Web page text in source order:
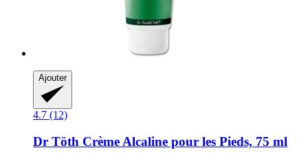
Ajouter
4.7 (12)
Dr Töth Crème Alcaline pour les Pieds, 75 ml